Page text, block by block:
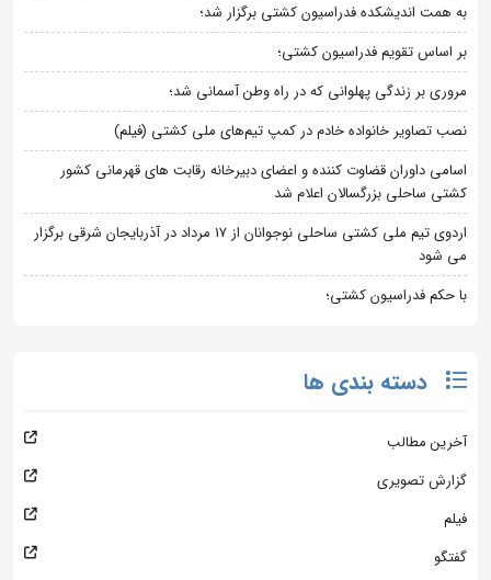
به همت اندیشکده فدراسیون کشتی برگزار شد؛
بر اساس تقویم فدراسیون کشتی؛
مروری بر زندگی پهلوانی که در راه وطن آسمانی شد؛
نصب تصاویر خانواده خادم در کمپ تیم‌های ملی کشتی (فیلم)
اسامی داوران قضاوت کننده و اعضای دبیرخانه رقابت های قهرمانی کشور
کشتی ساحلی بزرگسالان اعلام شد
اردوی تیم ملی کشتی ساحلی نوجوانان از 17 مرداد در آذربایجان شرقی برگزار
می شود
با حکم فدراسیون کشتی؛
دسته بندی ها
آخرین مطالب
گزارش تصویری
فیلم
گفتگو